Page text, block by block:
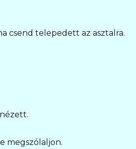
csend telepedett az asztalra.
megszólaljon.